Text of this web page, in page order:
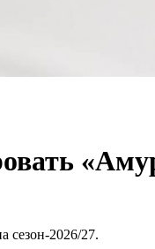
сезон-2026/27.